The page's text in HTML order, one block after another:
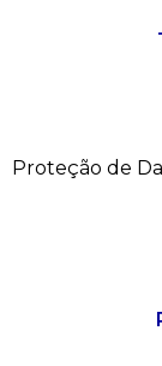
Proteção de